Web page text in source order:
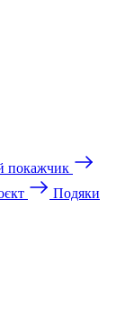
покажчик
Подяки